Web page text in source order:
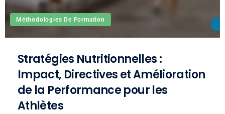
Méthodologies De Formation
Stratégies Nutritionnelles :
Impact, Directives et Amélioration
de la Performance pour les
Athlètes